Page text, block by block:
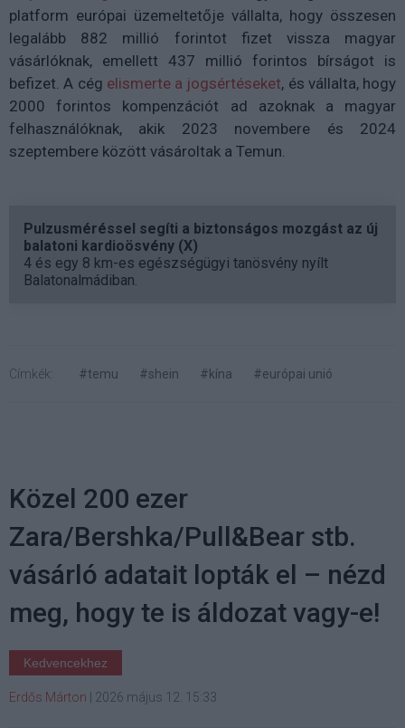
platform európai üzemeltetője vállalta, hogy összesen
legalább 882 millió forintot fizet vissza magyar
vásárlóknak, emellett 437 millió forintos bírságot is
befizet. A cég elismerte a jogsértéseket, és vállalta, hogy
2000 forintos kompenzációt ad azoknak a magyar
felhasználóknak, akik 2023 novembere és 2024
szeptembere között vásároltak a Temun.
Pulzusméréssel segíti a biztonságos mozgást az új
balatoni kardioösvény (X)
4 és egy 8 km-es egészségügyi tanösvény nyílt
Balatonalmádiban.
Címkék: #temu #shein #kína #európai unió
Közel 200 ezer
Zara/Bershka/Pull&Bear stb.
vásárló adatait lopták el – nézd
meg, hogy te is áldozat vagy-e!
Kedvencekhez
Erdős Márton 2026 május 12. 15:33